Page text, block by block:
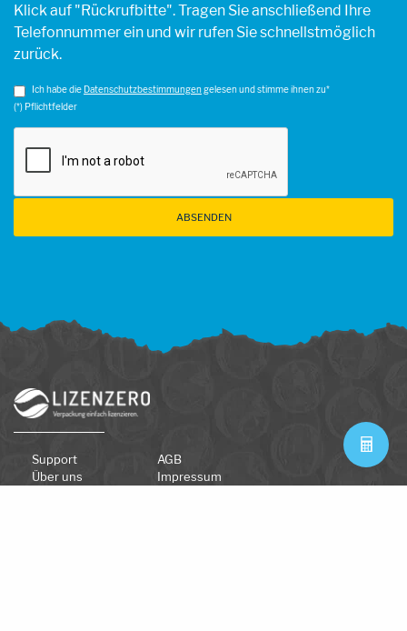
Klick auf "Rückrufbitte". Tragen Sie anschließend Ihre
Telefonnummer ein und wir rufen Sie schnellstmöglich
zurück.
Ich habe die Datenschutzbestimmungengelesen und stimme ihnen zu*
(*) Pflichtfelder
ABSENDEN
Support
Über uns
AGB
Impressum